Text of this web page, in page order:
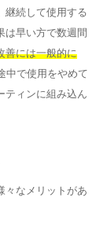
継続して使用する
は早い方で数週間
善には一般的に
中で使用をやめて
ティンに組み込ん
々なメリットがあ